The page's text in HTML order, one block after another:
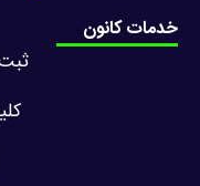
خدمات کانون